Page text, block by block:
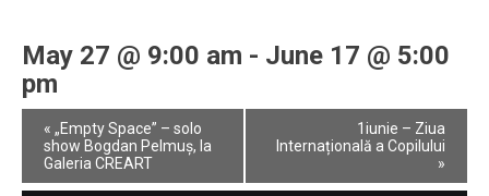
May 27 @ 9:00 am - June 17 @ 5:00
pm
Event
Navigation
« „Empty Space” – solo
show Bogdan Pelmuș, la
Galeria CREART
1iunie – Ziua
Internațională a Copilului
»